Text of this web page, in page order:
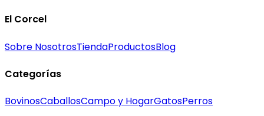
El Corcel
Sobre NosotrosTiendaProductosBlog
Categorías
BovinosCaballosCampo y HogarGatosPerros